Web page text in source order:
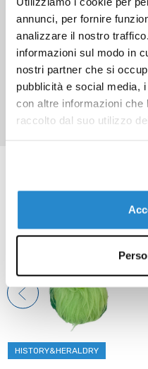
annunci, per fornire
analizzare il nostro
informazioni sul modo in
nostri partner che si
pubblicità e social media,
con altre informazioni che
raccolto dal suo utilizzo
HISTORY&HERALDRY